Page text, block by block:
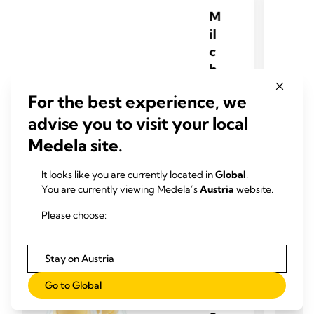
M
il
c
h
u
m
n
f
d
p
For the best experience, we
advise you to visit your local
Medela site.
It looks like you are currently located inGlobal.
You are currently viewing Medela’sAustria website.
Please choose:
Stay on Austria
Go to Global